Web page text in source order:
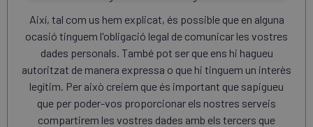
Així, tal com us hem explicat, és possible que en alguna
ocasió tinguem l'obligació legal de comunicar les vostres
dades personals. També pot ser que ens hi hagueu
autoritzat de manera expressa o que hi tinguem un interès
legítim. Per això creiem que és important que sapigueu
que per poder-vos proporcionar els nostres serveis
compartirem les vostres dades amb els tercers que